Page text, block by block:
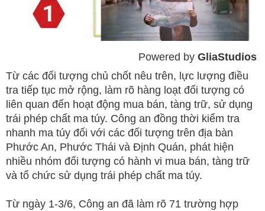
Powered by GliaStudios
Từ các đối tượng chủ chốt nêu trên, lực lượng điều
tra tiếp tục mở rộng, làm rõ hàng loạt đối tượng có
liên quan đến hoạt động mua bán, tàng trữ, sử dụng
trái phép chất ma túy. Công an đồng thời kiểm tra
nhanh ma túy đối với các đối tượng trên địa bàn
Phước An, Phước Thái và Định Quán, phát hiện
nhiều nhóm đối tượng có hành vi mua bán, tàng trữ
và tổ chức sử dụng trái phép chất ma túy.
Từ ngày 1-3/6, Công an đã làm rõ 71 trường hợp